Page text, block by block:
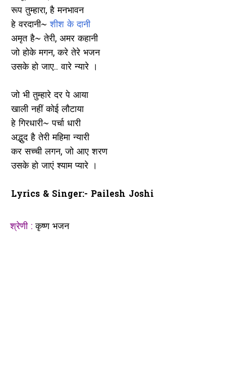
रूप तुम्हारा, है मनभावन
हे वरदानी~शीश के दानी
अमृत है~ तेरी, अमर कहानी
जो होके मगन, करे तेरे भजन
उसके हो जाए.. वारे न्यारे ।
जो भी तुम्हारे दर पे आया
खाली नहीं कोई लौटाया
हे गिरधारी~ पर्चा धारी
अद्भुद है तेरी महिमा न्यारी
कर सच्ची लगन, जो आए शरण
उसके हो जाएं श्याम प्यारे ।
Lyrics & Singer:- Pailesh Joshi
श्रेणी :कृष्ण भजन